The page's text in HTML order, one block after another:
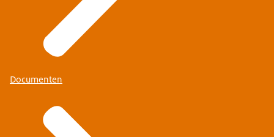
Documenten